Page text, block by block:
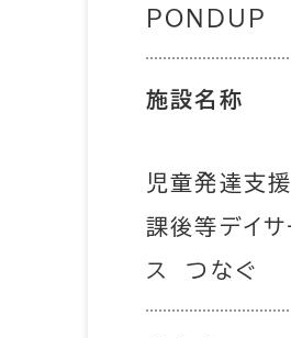
PONDUP
施設名称
児童発達支
課後等デイサ
ス つなぐ